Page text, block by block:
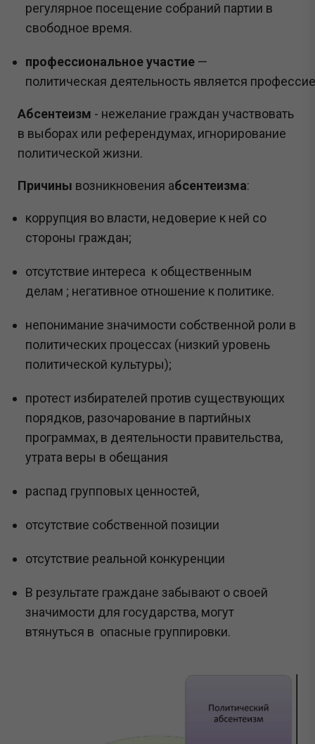
регулярное посещение собраний партии в
свободное время.
профессиональное участие —
политическая деятельность является
Абсентеизм - нежелание граждан участвовать
в выборах или референдумах, игнорирование
политической жизни.
Причины возникновения абсентеизма:
коррупция во власти, недоверие к ней со
стороны граждан;
отсутствие интереса к общественным
делам ; негативное отношение к политике.
непонимание значимости собственной роли в
политических процессах (низкий уровень
политической культуры);
протест избирателей против существующих
порядков, разочарование в партийных
программах, в деятельности правительства,
утрата веры в обещания
распад групповых ценностей,
отсутствие собственной позиции
отсутствие реальной конкуренции
В результате граждане забывают о своей
значимости для государства, могут
втянуться в опасные группировки.